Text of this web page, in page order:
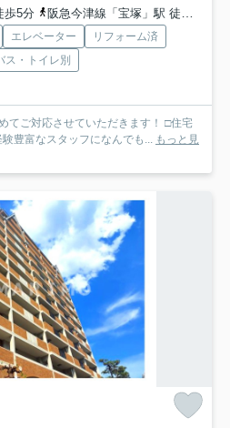
歩5分
阪急今津線「宝塚」駅 徒歩5分
エレベーター
リフォーム済
ス・トイレ別
てご対応させていただきます！ □住宅
豊富なスタッフになんでも... もっと見